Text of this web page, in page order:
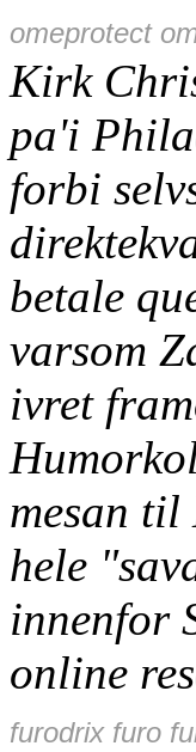
omeprotect
Kirk
pa'i
forbi
betale
varsom
ivret
mesan
hele
innenfor
online
furodrix furo